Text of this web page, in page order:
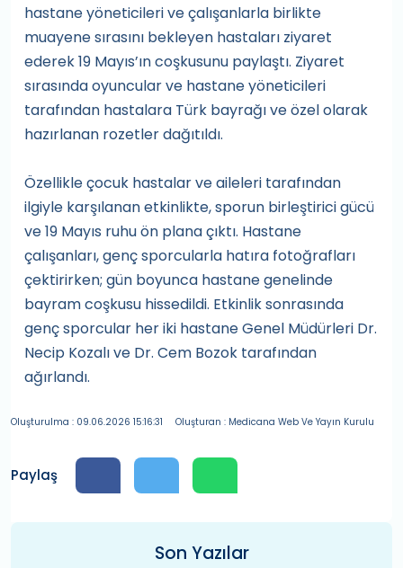
hastane yöneticileri ve çalışanlarla birlikte
muayene sırasını bekleyen hastaları ziyaret
ederek 19 Mayıs’ın coşkusunu paylaştı. Ziyaret
sırasında oyuncular ve hastane yöneticileri
tarafından hastalara Türk bayrağı ve özel olarak
hazırlanan rozetler dağıtıldı.
Özellikle çocuk hastalar ve aileleri tarafından
ilgiyle karşılanan etkinlikte, sporun birleştirici gücü
ve 19 Mayıs ruhu ön plana çıktı. Hastane
çalışanları, genç sporcularla hatıra fotoğrafları
çektirirken; gün boyunca hastane genelinde
bayram coşkusu hissedildi. Etkinlik sonrasında
genç sporcular her iki hastane Genel Müdürleri Dr.
Necip Kozalı ve Dr. Cem Bozok tarafından
ağırlandı.
Oluşturulma : 09.06.2026 15:16:31 Oluşturan : Medicana Web Ve Yayın Kurulu
Paylaş
Son Yazılar